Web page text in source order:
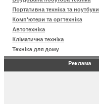
Портативна техніка та ноутбуки
Комп'ютери та оргтехніка
Автотехніка
Кліматична техніка
Техніка для дому
Реклама